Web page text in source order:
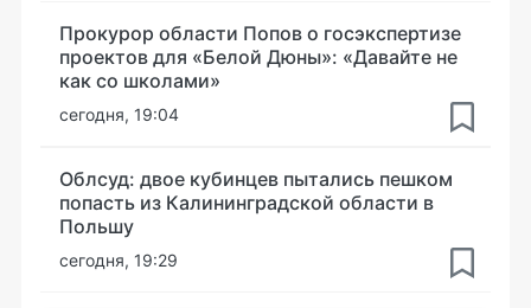
Прокурор области Попов о госэкспертизе
проектов для «Белой Дюны»: «Давайте не
как со школами»
сегодня, 19:04
Облсуд: двое кубинцев пытались пешком
попасть из Калининградской области в
Польшу
сегодня, 19:29